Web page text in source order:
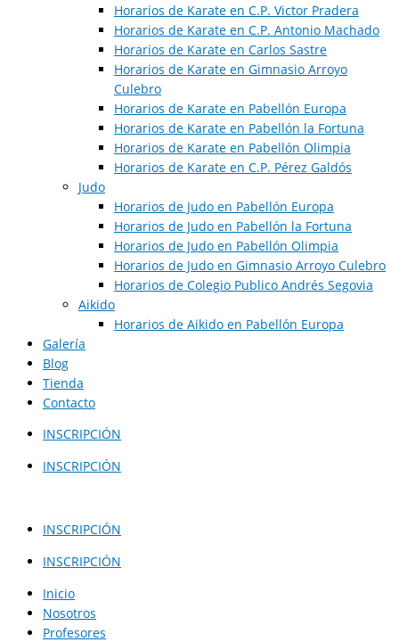
Horarios de Karate en C.P. Victor Pradera
Horarios de Karate en C.P. Antonio Machado
Horarios de Karate en Carlos Sastre
Horarios de Karate en Gimnasio Arroyo
Culebro
Horarios de Karate en Pabellón Europa
Horarios de Karate en Pabellón la Fortuna
Horarios de Karate en Pabellón Olimpia
Horarios de Karate en C.P. Pérez Galdós
Judo
Horarios de Judo en Pabellón Europa​
Horarios de Judo en Pabellón la Fortuna
Horarios de Judo en Pabellón Olimpia
Horarios de Judo en Gimnasio Arroyo Culebro
Horarios de Colegio Publico Andrés Segovia
Aikido
Horarios de Aikido en Pabellón Europa​
Galería
Blog
Tienda
Contacto
INSCRIPCIÓN
INSCRIPCIÓN
INSCRIPCIÓN
INSCRIPCIÓN
Inicio
Nosotros
Profesores